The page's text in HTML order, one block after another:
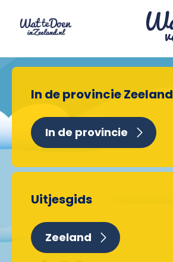
In de provincie Zeeland
In de provincie
Uitjesgids
Zeeland